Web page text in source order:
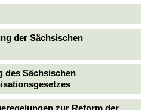
der Sächsischen
des Sächsischen